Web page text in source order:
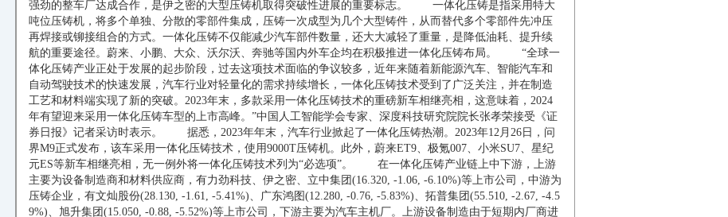
强劲的整车厂达成合作，是伊之密的大型压铸机取得突破性进展的重要标志。
一体化压铸是指采用特大
吨位压铸机，将多个单独、分散的零部件集成，压铸一次成型为几个大型铸件，从而替代多个零部件先冲压
再焊接或铆接组合的方式。一体化压铸不仅能减少汽车部件数量，还大大减轻了重量，是降低油耗、提升续
航的重要途径。蔚来、小鹏、大众、沃尔沃、奔驰等国内外车企均在积极推进一体化压铸布局。
“全球一
体化压铸产业正处于发展的起步阶段，过去这项技术面临的争议较多，近年来随着新能源汽车、智能汽车和
自动驾驶技术的快速发展，汽车行业对轻量化的需求持续增长，一体化压铸技术受到了广泛关注，并在制造
工艺和材料端实现了新的突破。2023年末，多款采用一体化压铸技术的重磅新车相继亮相，这意味着，2024
年有望迎来采用一体化压铸车型的上市高峰。”中国人工智能学会专家、深度科技研究院院长张孝荣接受《证
券日报》记者采访时表示。
据悉，2023年年末，汽车行业掀起了一体化压铸热潮。2023年12月26日，问
界M9正式发布，该车采用一体化压铸技术，使用9000T压铸机。此外，蔚来ET9、极氪007、小米SU7、星纪
元ES等新车相继亮相，无一例外将一体化压铸技术列为“必选项”。
在一体化压铸产业链上中下游，上游
主要为设备制造商和材料供应商，有力劲科技、伊之密、 立中集团 (16.320, -1.06, -6.10%)等上市公司，中游为
压铸企业，有文灿股份(28.130, -1.61, -5.41%)、 广东鸿图 (12.280, -0.76, -5.83%)、 拓普集团 (55.510, -2.67, -4.5
9%)、 旭升集团 (15.050, -0.88, -5.52%)等上市公司，下游主要为汽车主机厂。上游设备制造由于短期内厂商进